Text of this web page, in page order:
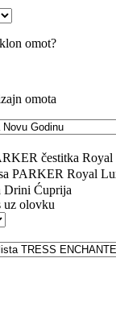
omot?
omota
čestitka
PARKER Royal
Drini Ćuprija
uz olovku